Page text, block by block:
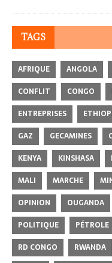
TAGS
AFRIQUE ANGOLA
CONFLIT
CONGO
ENTREPRISES
GAZ
GECAMINES
KENYA
KINSHASA
MALI
MARCHE
OPINION
OUGANDA
POLITIQUE
PÉTROLE
RD CONGO
RWANDA